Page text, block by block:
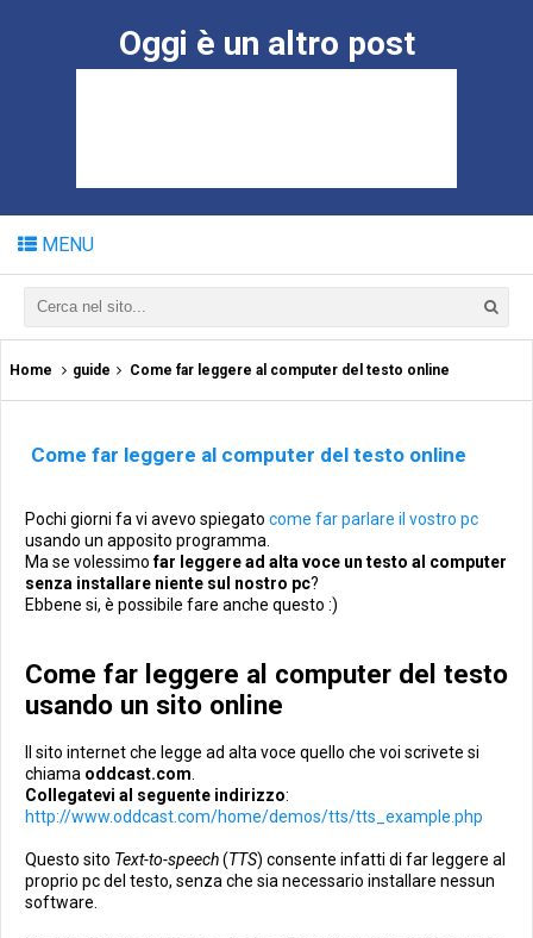
Oggi è un altro post
MENU
Home guide Come far leggere al computer del testo online
Come far leggere al computer del testo online
Pochi giorni fa vi avevo spiegato come far parlare il vostro pc
usando un apposito programma.
Ma se volessimofar leggere ad alta voce un testo al computer
senza installare niente sul nostro pc?
Ebbene si, è possibile fare anche questo :)
Come far leggere al computer del testo
usando un sito online
Il sito internet che legge ad alta voce quello che voi scrivete si
chiama oddcast.com
Collegatevi al seguente indirizzo:
http://www.oddcast.com/home/demos/tts/tts_example.php
Questo sito Text-to-speech(TTS) consente infatti di far leggere al
proprio pc del testo, senza che sia necessario installare nessun
software.